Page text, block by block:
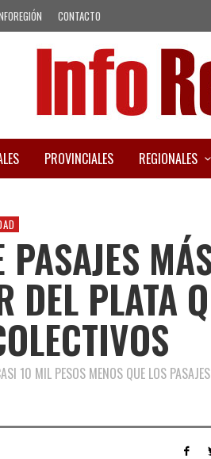
CONTACTO
PROVINCIALES REGIONALES
PASAJES
DEL PLATA
10 MIL PESOS MENOS QUE LOS